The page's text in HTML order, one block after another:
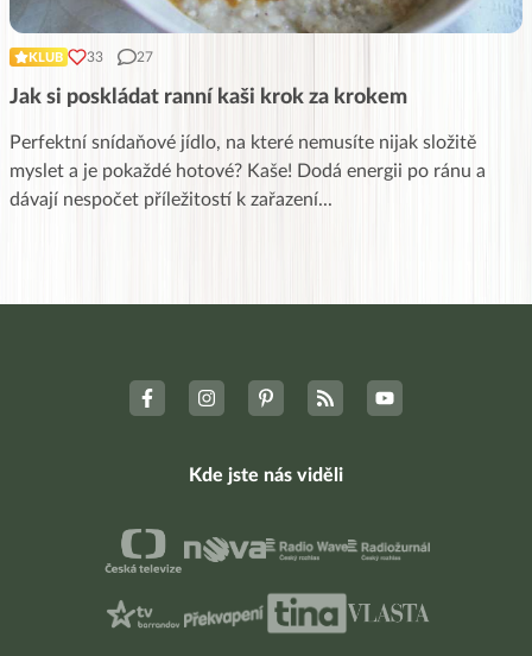
KLUB 33 27
Jak si poskládat ranní kaši krok za krokem
Perfektní snídaňové jídlo, na které nemusíte nijak složitě
myslet a je pokaždé hotové? Kaše! Dodá energii po ránu a
dávají nespočet příležitostí k zařazení...
Kde jste nás viděli